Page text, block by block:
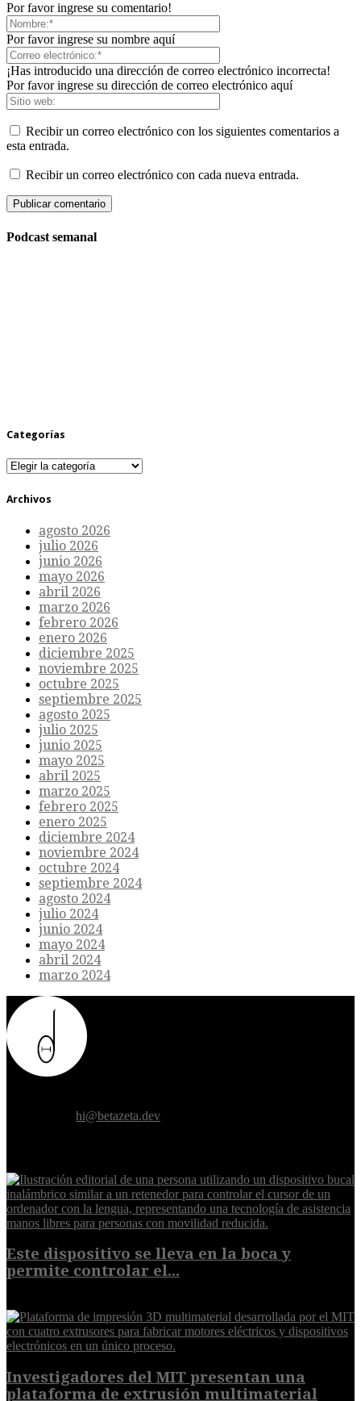
Por favor ingrese su comentario!
Por favor ingrese su nombre aquí
¡Has introducido una dirección de correo electrónico incorrecta!
Por favor ingrese su dirección de correo electrónico aquí
Recibir un correo electrónico con los siguientes comentarios a
esta entrada.
Recibir un correo electrónico con cada nueva entrada.
Podcast semanal
Categorías
Categorías
Archivos
agosto 2026
julio 2026
junio 2026
mayo 2026
abril 2026
marzo 2026
febrero 2026
enero 2026
diciembre 2025
noviembre 2025
octubre 2025
septiembre 2025
agosto 2025
julio 2025
junio 2025
mayo 2025
abril 2025
marzo 2025
febrero 2025
enero 2025
diciembre 2024
noviembre 2024
octubre 2024
septiembre 2024
agosto 2024
julio 2024
junio 2024
mayo 2024
abril 2024
marzo 2024
hi@betazeta.dev
Este dispositivo se lleva en la boca y
permite controlar el...
Investigadores del MIT presentan una
plataforma de extrusión multimaterial